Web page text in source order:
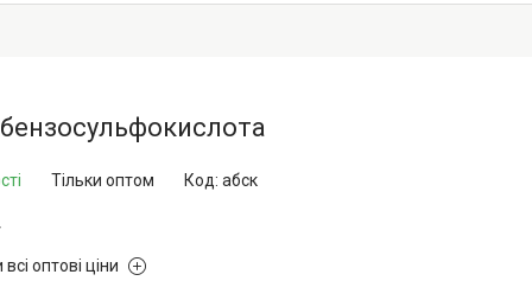
Тільки оптом Код: абск
оптові ціни